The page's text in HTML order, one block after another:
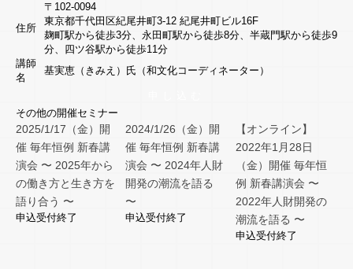
住所
〒102-0094
東京都千代田区紀尾井町3-12 紀尾井町ビル16F
麹町駅から徒歩3分、永田町駅から徒歩8分、半蔵門駅から徒歩9
分、四ツ谷駅から徒歩11分
講師
名
基実恵（きみえ）氏（和文化コーディネーター）
その他の開催セミナー
2025/1/17（金）開
催 毎年恒例 新春講
演会 〜 2025年から
の働き方と生き方を
語り合う 〜
申込受付終了
2024/1/26（金）開
催 毎年恒例 新春講
演会 〜 2024年人財
開発の潮流を語る
〜
申込受付終了
【オンライン】
2022年1月28日
（金）開催 毎年恒
例 新春講演会 〜
2022年人財開発の
潮流を語る 〜
申込受付終了